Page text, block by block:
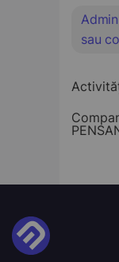
sau